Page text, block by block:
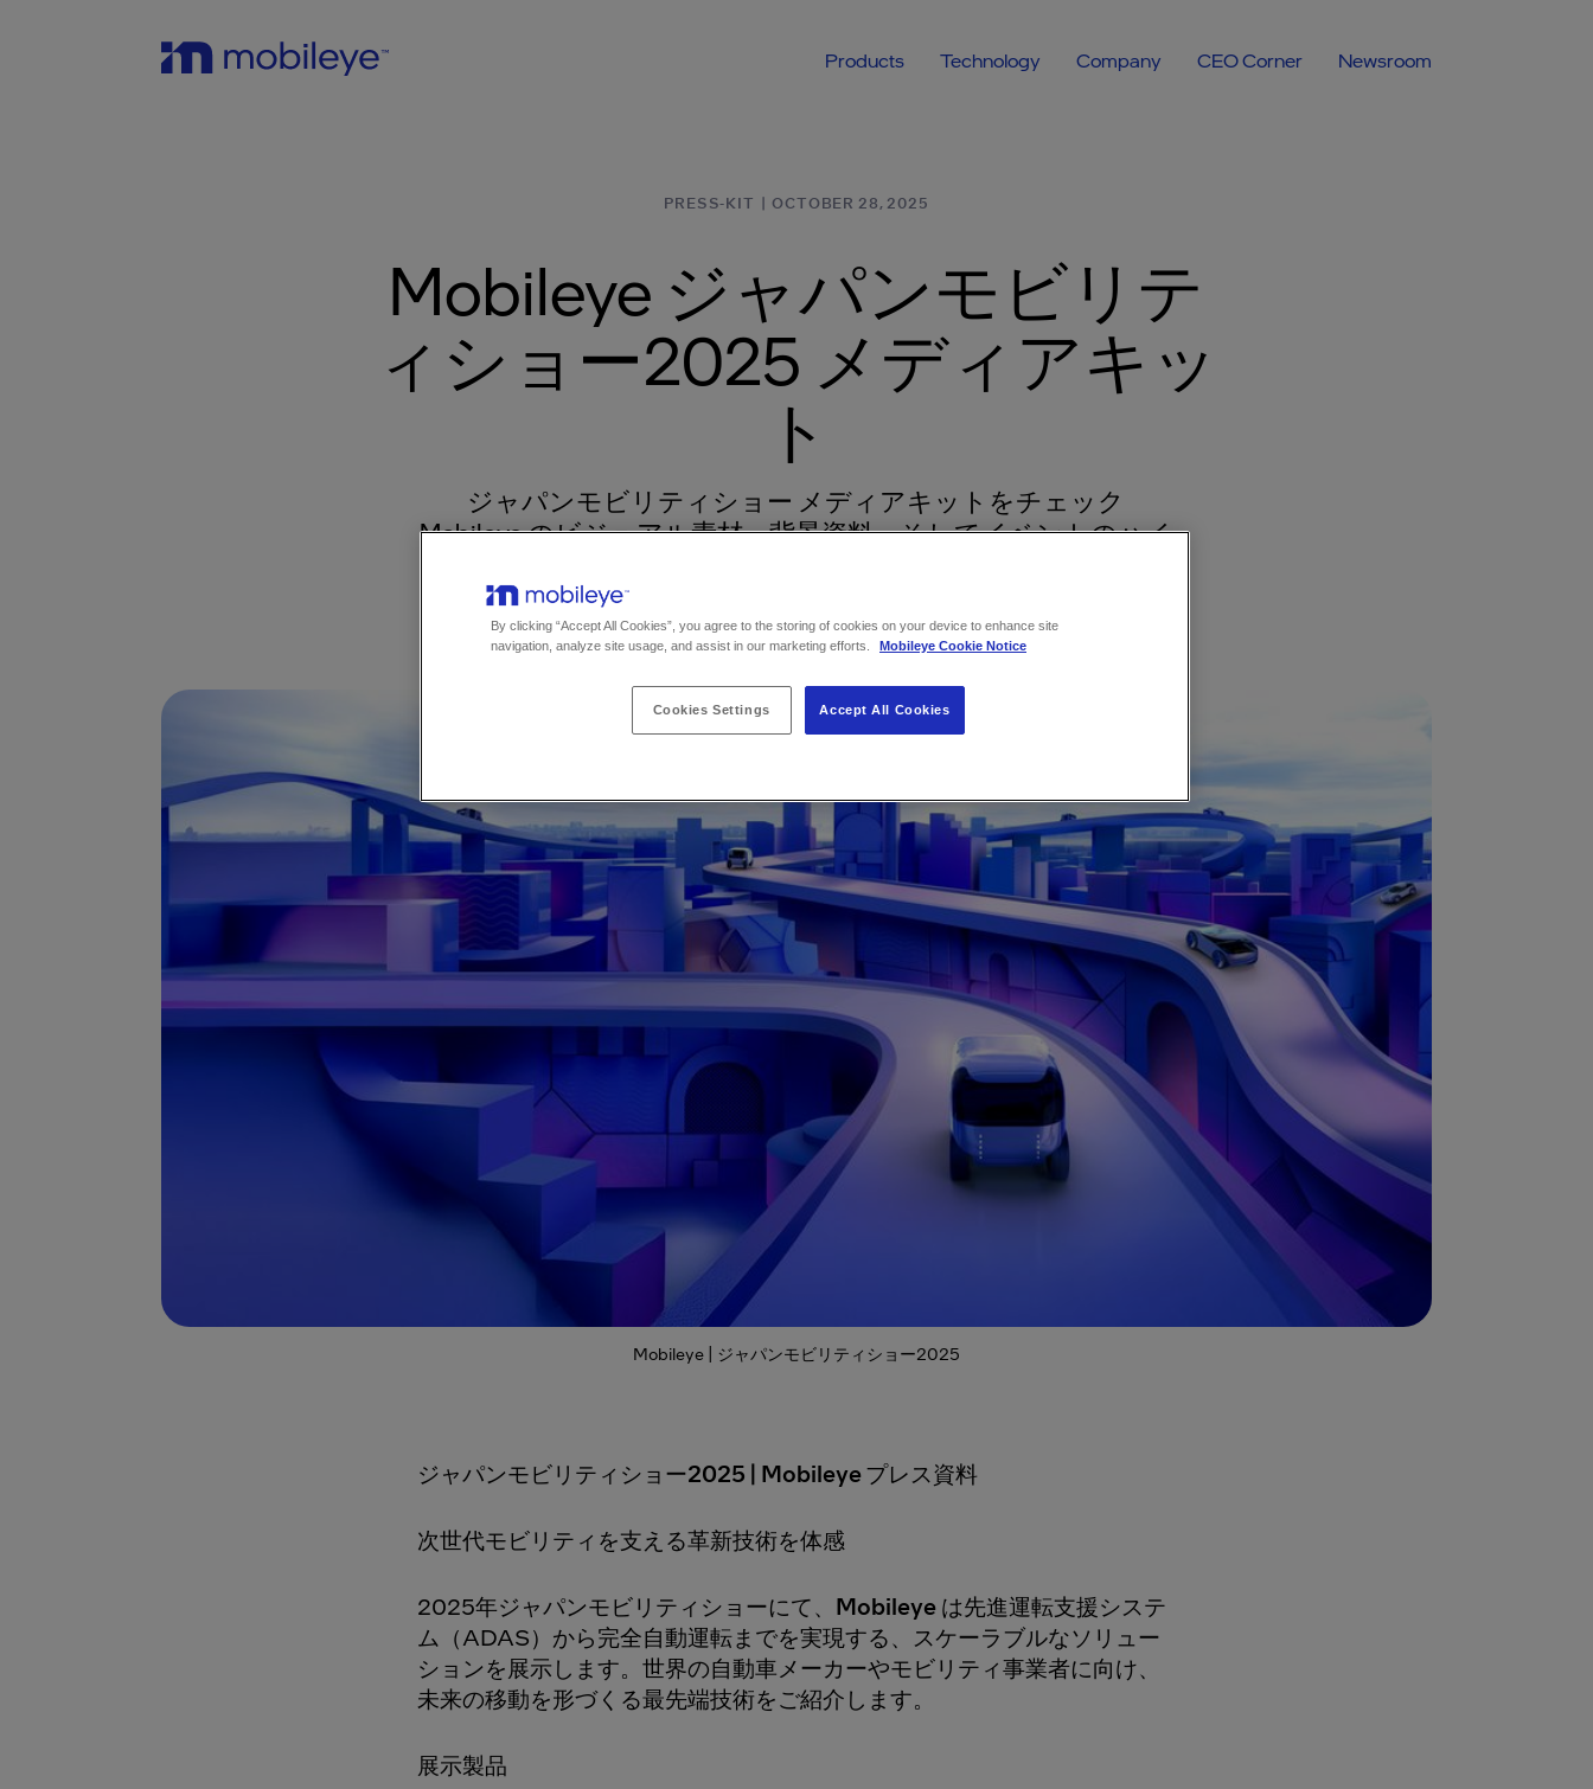
Products Technology Company CEO Corner Newsroom
PRESS-KIT OCTOBER 28, 2025
Mobileye ジャパンモビリテ
ィショー2025 メディアキッ
ト
ジャパンモビリティショー メディアキットをチェック
Mobileye のビジュアル素材、背景資料、そしてイベントのハイ
Mobileye | ジャパンモビリティショー2025
ジャパンモビリティショー2025 | Mobileye プレス資料
次世代モビリティを支える革新技術を体感
2025年ジャパンモビリティショーにて、 Mobileye は先進運転支援システ
ム（ADAS）から完全自動運転までを実現する、スケーラブルなソリュー
ションを展示します。世界の自動車メーカーやモビリティ事業者に向け、
未来の移動を形づくる最先端技術をご紹介します。
展示製品
By clicking “Accept All Cookies”, you agree to the storing of cookies on your device to enhance site
navigation, analyze site usage, and assist in our marketing efforts.
Mobileye Cookie Notice
Cookies Settings Accept All Cookies